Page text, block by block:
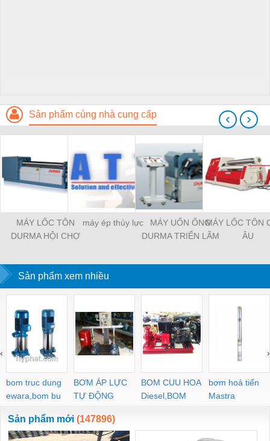
Sản phẩm cùng nhà cung cấp
MÁY LỐC TÔN
DURMA HỘI CHỢ
CÔNG CỤ MTA 2015
máy ép thủy lực
MÁY UỐN ỐNG
DURMA TRIỂN LÃM
MÁY LỐC TÔN
ÂU
‹ ›
Sản phẩm xem nhiều
bom truc dung
ewara,bom bu
ewara
BƠM ÁP LỰC
TỰ ĐỘNG
BOM CUU HOA
Diesel,BOM
CHUA CHAY
bơm hoả tiển
Mastra
‹ ›
Sản phẩm mới (147896)